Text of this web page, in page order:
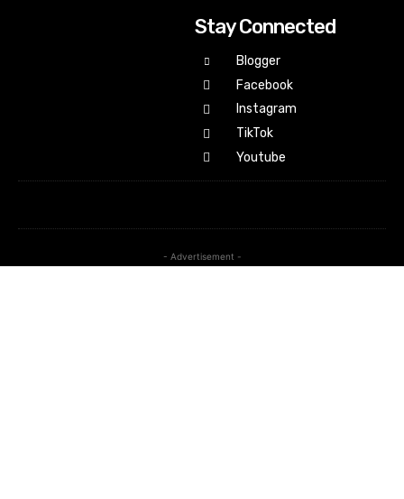
Stay Connected
Blogger
Facebook
Instagram
TikTok
Youtube
- Advertisement -